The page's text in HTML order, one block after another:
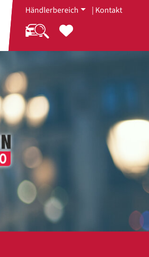
Händlerbereich | Kontakt